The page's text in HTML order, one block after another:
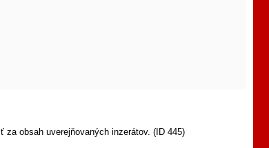
obsah uverejňovaných inzerátov. (ID 445)